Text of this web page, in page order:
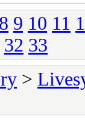
8 9 10 11
32 33
>